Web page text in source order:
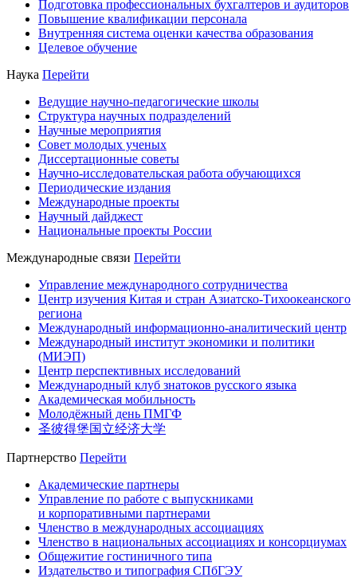
Подготовка профессиональных бухгалтеров и аудиторов
Повышение квалификации персонала
Внутренняя система оценки качества образования
Целевое обучение
Наука Перейти
Ведущие научно-педагогические школы
Структура научных подразделений
Научные мероприятия
Совет молодых ученых
Диссертационные советы
Научно-исследовательская работа обучающихся
Периодические издания
Международные проекты
Научный дайджест
Национальные проекты России
Международные связи Перейти
Управление международного сотрудничества
Центр изучения Китая и стран Азиатско-Тихоокеанского
региона
Международный информационно-аналитический центр
Международный институт экономики и политики
(МИЭП)
Центр перспективных исследований
Международный клуб знатоков русского языка
Академическая мобильность
Молодёжный день ПМГФ
圣彼得堡国立经济大学
Партнерство Перейти
Академические партнеры
Управление по работе с выпускниками
и корпоративными партнерами
Членство в международных ассоциациях
Членство в национальных ассоциациях и консорциумах
Общежитие гостиничного типа
Издательство и типография СПбГЭУ